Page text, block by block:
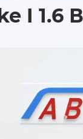
I 1.6